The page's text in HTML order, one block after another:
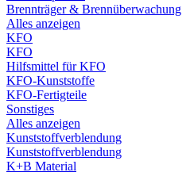
Brennträger & Brennüberwachung
Alles anzeigen
KFO
KFO
Hilfsmittel für KFO
KFO-Kunststoffe
KFO-Fertigteile
Sonstiges
Alles anzeigen
Kunststoffverblendung
Kunststoffverblendung
K+B Material